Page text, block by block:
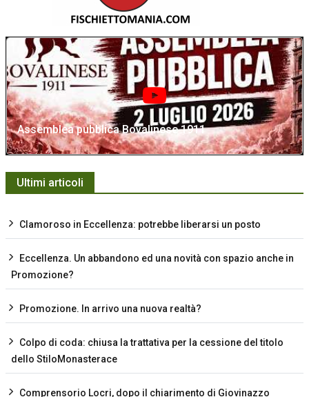
Assemblea pubblica Bovalinese 1911
Ultimi articoli
Clamoroso in Eccellenza: potrebbe liberarsi un posto
Eccellenza. Un abbandono ed una novità con spazio anche in
Promozione?
Promozione. In arrivo una nuova realtà?
Colpo di coda: chiusa la trattativa per la cessione del titolo
dello StiloMonasterace
Comprensorio Locri, dopo il chiarimento di Giovinazzo